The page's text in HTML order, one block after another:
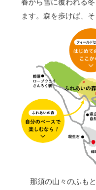
春から雪に覆われる
ます。森を歩けば、
那須の山々のふも